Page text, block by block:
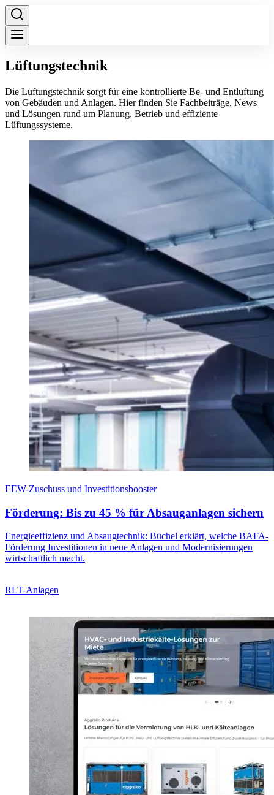
Lüftungstechnik
Die Lüftungstechnik sorgt für eine kontrollierte Be- und Entlüftung
von Gebäuden und Anlagen. Hier finden Sie Fachbeiträge, News
und Lösungen rund um Planung, Betrieb und effiziente
Lüftungssysteme.
EEW-Zuschuss und Investitionsbooster
Förderung: Bis zu 45 % für Absauganlagen sichern
Energieeffizienz und Absaugtechnik: Büchel erklärt, welche BAFA-
Förderung Investitionen in neue Anlagen und Modernisierungen
wirtschaftlich macht.
RLT-Anlagen